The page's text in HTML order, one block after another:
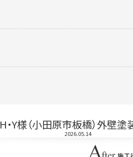
H・Y様（小田原市板橋）外壁塗
2026.05.14